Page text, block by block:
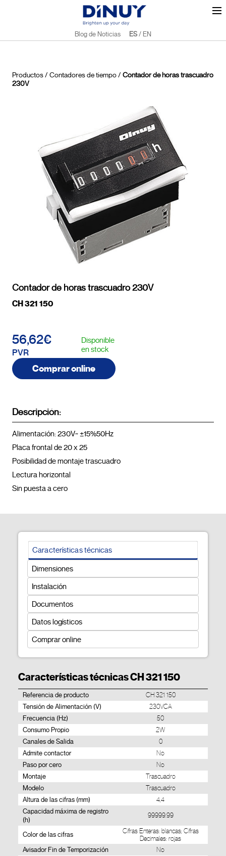
Blog de Noticias ES/ EN
Productos/ Contadores de tiempo/ Contador de horas trascuadro
230V
Contador de horas trascuadro 230V
CH 321 150
56,62€
PVR
Disponible
en stock
Comprar online
Descripción:
Alimentación: 230V~ ±15%50Hz
Placa frontal de 20 x 25
Posibilidad de montaje trascuadro
Lectura horizontal
Características técnicas
Dimensiones
Instalación
Documentos
Datos logísticos
Comprar online
Características técnicas CH 321 150
Referencia de producto CH 321 150
Tensión de Alimentación (V) 230VCA
Frecuencia (Hz) 50
Consumo Propio 2W
Canales de Salida 0
Admite contactor No
Paso por cero No
Montaje Trascuadro
Modelo Trascuadro
Altura de las cifras (mm) 4,4
Capacidad máxima de registro
(h)
99999.99
Color de las cifras
Cifras Enteras: blancas; Cifras
Decimales: rojas
Avisador Fin de Temporización No